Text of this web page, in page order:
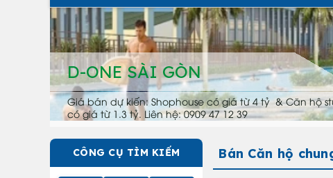
D-ONE SÀI GÒN
Giá bán dự kiến: Shophouse có giá từ 4 tỷ & Căn hộ
có giá từ 1.3 tỷ. Liên hệ: 0909 47 12 39
CÔNG CỤ TÌM KIẾM Bán Căn hộ